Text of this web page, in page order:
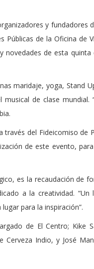
y fundadores
Públicas de la Oficina de
novedades de esta quinta
maridaje, yoga, Stand
de clase mundial.
través del Fideicomiso de
de este evento,
es la recaudación de
a la creatividad. “Un
para la inspiración”.
de El Centro; Kike
Cerveza Indio, y José